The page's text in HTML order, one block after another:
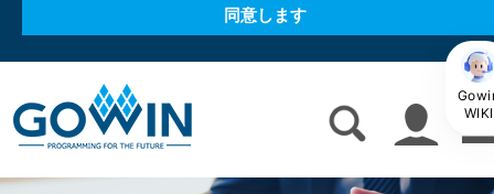
同意します
WIKI